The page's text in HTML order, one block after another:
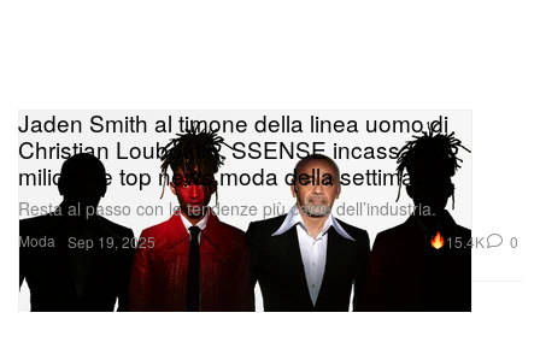
Moda
Jaden Smith al timone della linea uomo di
Christian Louboutin, SSENSE incassa 40
milioni: le top news moda della settimana
Resta al passo con le tendenze più calde dell’industria.
Sep 19, 2025 15.4K 0